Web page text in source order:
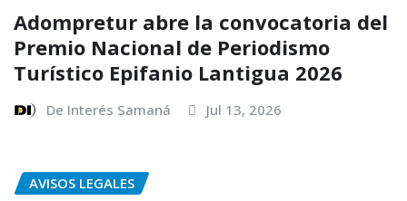
Adompretur abre la convocatoria del
Premio Nacional de Periodismo
Turístico Epifanio Lantigua 2026
De Interés Samaná Jul 13, 2026
AVISOS LEGALES